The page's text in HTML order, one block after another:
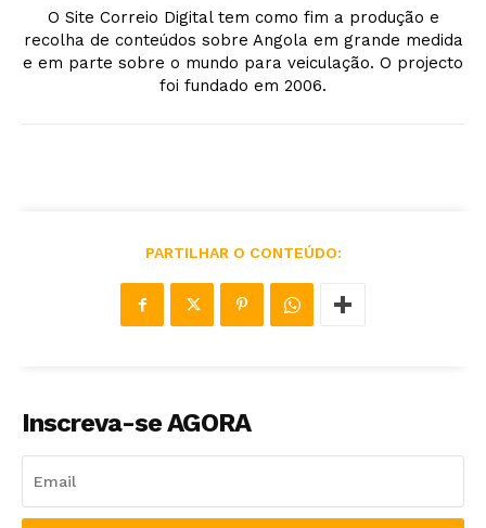
O Site Correio Digital tem como fim a produção e
recolha de conteúdos sobre Angola em grande medida
e em parte sobre o mundo para veiculação. O projecto
foi fundado em 2006.
PARTILHAR O CONTEÚDO:
Inscreva-se AGORA